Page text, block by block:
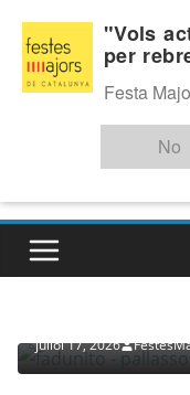
content
Última:
juliol 17, 2026
"Vols
per
Festa
No